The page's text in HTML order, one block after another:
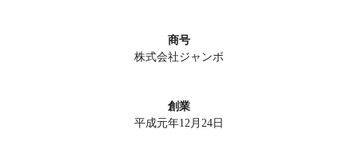
商号
株式会社ジャンボ
創業
平成元年12月24日